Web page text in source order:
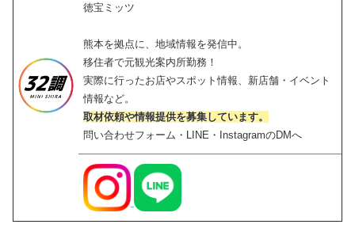
徳宝ミッツ
熊本を拠点に、地域情報を発信中。
移住者で元観光案内所勤務！
実際に行ったお店やスポット情報、新店舗・イベント
情報など。
取材依頼や情報提供を募集しています。
問い合わせフォーム・LINE・InstagramのDMへ